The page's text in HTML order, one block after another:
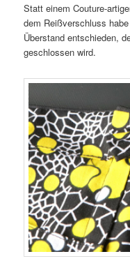
Statt einem Couture-
dem Reißverschluss
Überstand entschieden,
geschlossen wird.